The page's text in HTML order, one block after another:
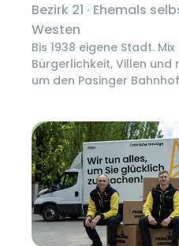
Bezirk 21 · Ehemals
Westen
Bis 1938 eigene Stadt.
Bürgerlichkeit, Villen und
um den Pasinger